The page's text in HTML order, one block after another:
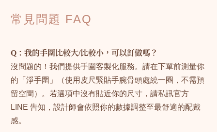
常見問題 FAQ
Q：我的手圍比較大/比較小，可以訂做嗎？
沒問題的！我們提供手圍客製化服務。請在下單前測量你
的「淨手圍」（使用皮尺緊貼手腕骨頭處繞一圈，不需預
留空間）。若選項中沒有貼近你的尺寸，請私訊官方
LINE 告知，設計師會依照你的數據調整至最舒適的配戴
感。